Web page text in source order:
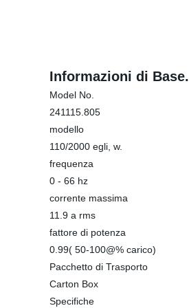
Informazioni di Base.
Model No.
241115.805
modello
110/2000 egli, w.
frequenza
0 - 66 hz
corrente massima
11.9 a rms
fattore di potenza
0.99( 50-100@% carico)
Pacchetto di Trasporto
Carton Box
Specifiche